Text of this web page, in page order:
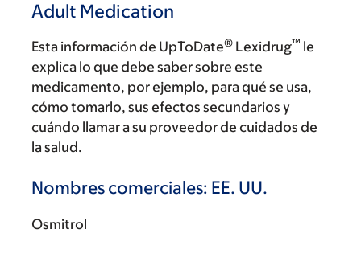
Adult Medication
Esta información de UpToDate® Lexidrug™ le
explica lo que debe saber sobre este
medicamento, por ejemplo, para qué se usa,
cómo tomarlo, sus efectos secundarios y
cuándo llamar a su proveedor de cuidados de
la salud.
Nombres comerciales: EE. UU.
Osmitrol